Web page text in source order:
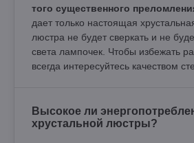
того существенного
дает только настоящая
люстра не будет сверкать и не
света лампочек. Чтобы избежать
всегда интересуйтесь качеством
Высокое ли
хрустальной люстры?